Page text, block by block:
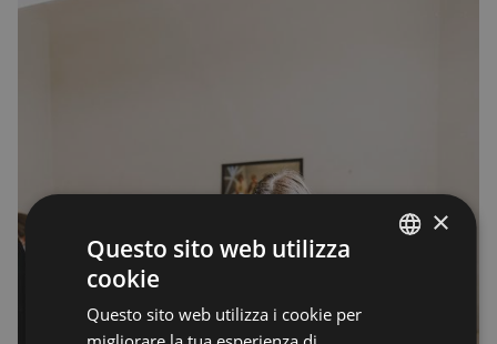
×
Questo sito web utilizza
cookie
Questo sito web utilizza i cookie per